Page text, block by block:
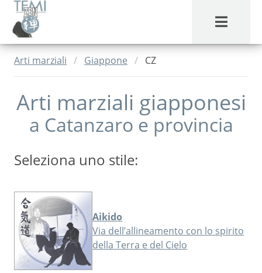
MENU
Arti marziali Giappone CZ
Arti marziali giapponesi
a Catanzaro e provincia
Seleziona uno stile:
Aikido
Via dell’allineamento con lo spirito
della Terra e del Cielo